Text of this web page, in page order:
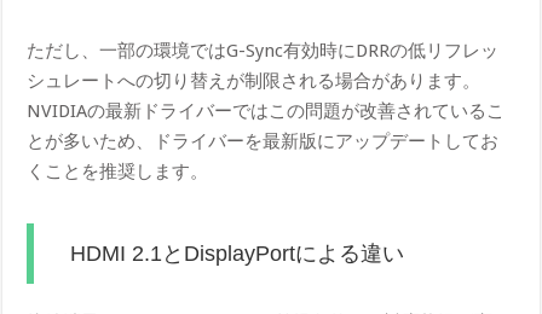
ただし、一部の環境ではG-Sync有効時にDRRの低リフレッ
シュレートへの切り替えが制限される場合があります。
NVIDIAの最新ドライバーではこの問題が改善されているこ
とが多いため、ドライバーを最新版にアップデートしてお
くことを推奨します。
HDMI 2.1とDisplayPortによる違い